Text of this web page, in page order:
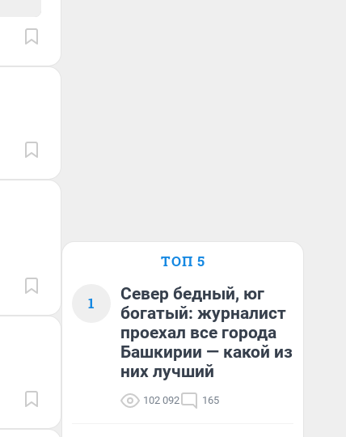
ТОП 5
1
Север бедный, юг
богатый: журналист
проехал все города
Башкирии — какой из
них лучший
102 092 165